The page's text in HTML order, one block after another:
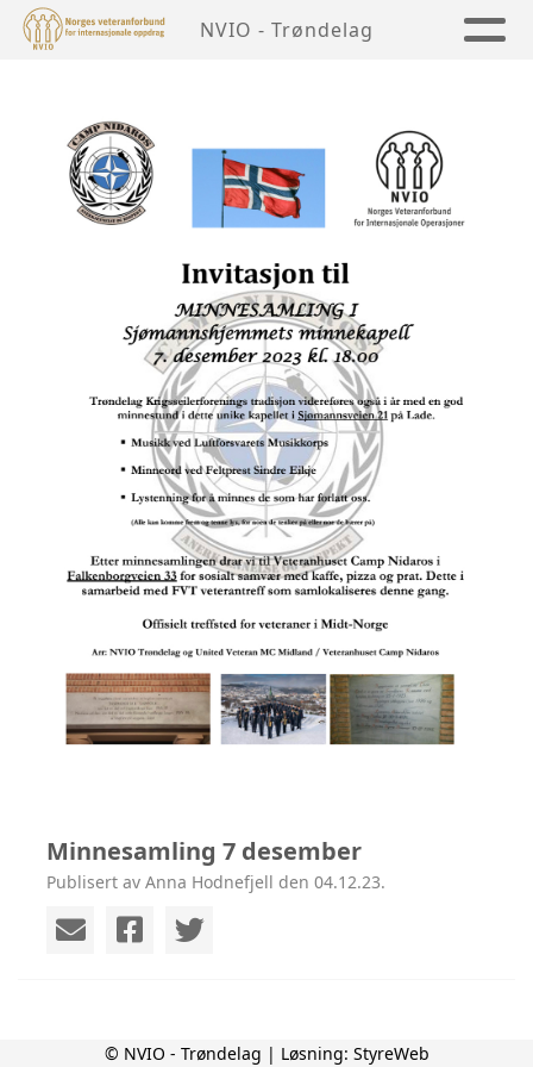
NVIO - Trøndelag
Minnesamling 7 desember
Publisert av Anna Hodnefjell den 04.12.23.
© NVIO - Trøndelag | Løsning: StyreWeb